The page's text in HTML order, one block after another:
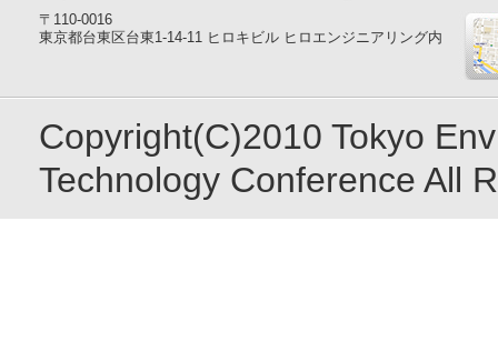
〒110-0016
東京都台東区台東1-14-11 ヒロキビル ヒロエンジニアリング内
Copyright(C)2010 Tokyo
Technology Conference All